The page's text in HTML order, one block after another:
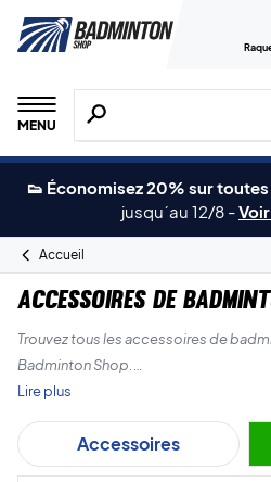
MENU
Recherche de produits,
👟 Économisez 20% sur
jusqu´au 12/8 -
Accueil
Accessoires de
Trouvez tous les accessoires de
Badminton Shop.
badminton, des serviettes, de la
bandeaux, des serre-poignets et
Lire plus
Accessoires